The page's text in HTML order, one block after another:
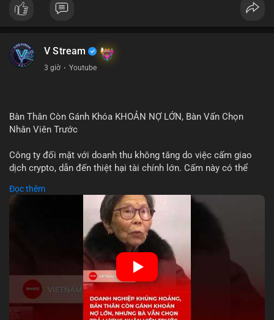
V Stream
3 giờ · Youtube
Bàn Thân Còn Gánh Khóa KHOẢN NỢ LỚN, Bàn Vấn Chọn
Nhân Viên Trước
Công ty đối mặt với doanh thu không tăng do việc cấm giao
dịch crypto, dẫn đến thiệt hại tài chính lớn. Cấm này có thể
biến động giá digital asset. Bàn vấn chuyển hướng tập trung
vào nhân lực, cho thấy chiến lược giảm chi phí hoặc điều chỉnh
mô hình kinh doanh. Điều này có thể ảnh hưởng đến thị trường
crypto và các doanh nghiệp liên quan trong tương lai.
🎥 Xem video trực tiếp tại:
Nguồn: KIEN THUC KINH TE
Đọc thêm